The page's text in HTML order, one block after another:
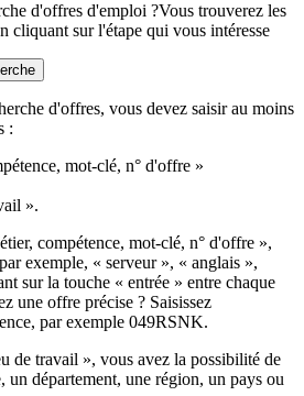
d'offres d'emploi ?Vous trouverez les
cliquant sur l'étape qui vous intéresse
d'offres, vous devez saisir au moins
:
mot-clé, n° d'offre »
».
compétence, mot-clé, n° d'offre »,
exemple, « serveur », « anglais »,
sur la touche « entrée » entre chaque
une offre précise ? Saisissez
par exemple 049RSNK.
de travail », vous avez la possibilité de
un département, une région, un pays ou